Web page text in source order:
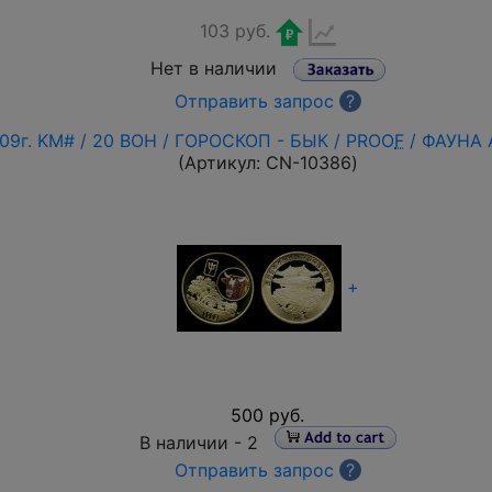
103 руб.
Нет в наличии
Отправить запрос
?
KM# / 20 ВОН / ГОРОСКОП - БЫК / PROOF / ФАУНА
(Артикул: CN-10386)
+
500 руб.
В наличии - 2
Отправить запрос
?